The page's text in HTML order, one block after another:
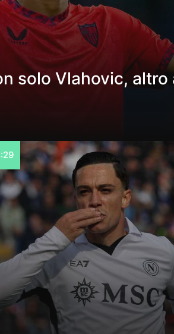
solo Vlahovic, altro